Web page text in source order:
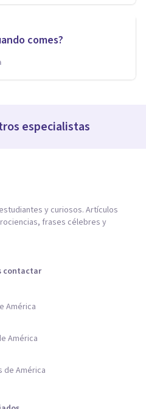
comes?
especialistas
y curiosos. Artículos
frases célebres y
contactar
América
América
de América